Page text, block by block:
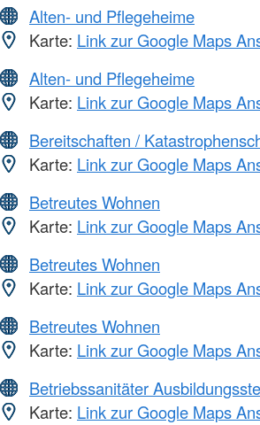
Alten- und Pflegeheime
Karte: Link zur Google Maps
Alten- und Pflegeheime
Karte: Link zur Google Maps
Bereitschaften /
Karte: Link zur Google Maps
Betreutes Wohnen
Karte: Link zur Google Maps
Betreutes Wohnen
Karte: Link zur Google Maps
Betreutes Wohnen
Karte: Link zur Google Maps
Betriebssanitäter
Karte: Link zur Google Maps